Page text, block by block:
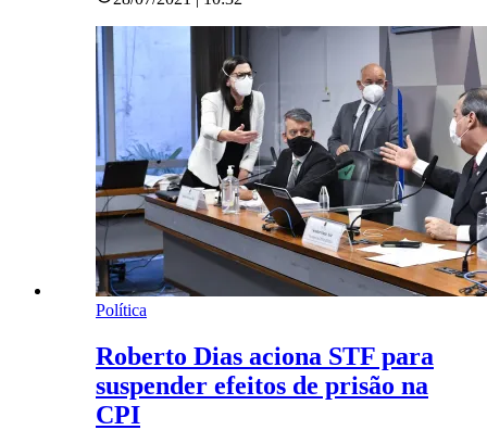
Política
Roberto Dias aciona STF para
suspender efeitos de prisão na
CPI